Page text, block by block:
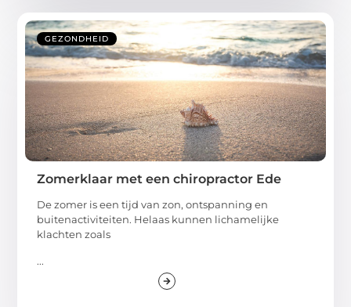
GEZONDHEID
Zomerklaar met een chiropractor Ede
De zomer is een tijd van zon, ontspanning en
buitenactiviteiten. Helaas kunnen lichamelijke
klachten zoals
...